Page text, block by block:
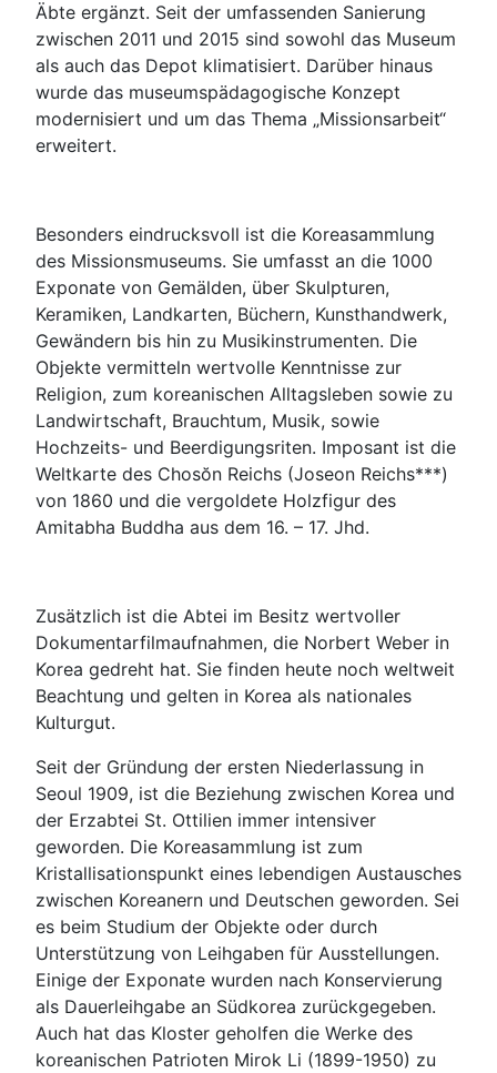
Äbte ergänzt. Seit der umfassenden Sanierung
zwischen 2011 und 2015 sind sowohl das Museum
als auch das Depot klimatisiert. Darüber hinaus
wurde das museumspädagogische Konzept
modernisiert und um das Thema „Missionsarbeit“
erweitert.
Besonders eindrucksvoll ist die Koreasammlung
des Missionsmuseums. Sie umfasst an die 1000
Exponate von Gemälden, über Skulpturen,
Keramiken, Landkarten, Büchern, Kunsthandwerk,
Gewändern bis hin zu Musikinstrumenten. Die
Objekte vermitteln wertvolle Kenntnisse zur
Religion, zum koreanischen Alltagsleben sowie zu
Landwirtschaft, Brauchtum, Musik, sowie
Hochzeits- und Beerdigungsriten. Imposant ist die
Weltkarte des Chosŏn Reichs (Joseon Reichs***)
von 1860 und die vergoldete Holzfigur des
Amitabha Buddha aus dem 16. – 17. Jhd.
Zusätzlich ist die Abtei im Besitz wertvoller
Dokumentarfilmaufnahmen, die Norbert Weber in
Korea gedreht hat. Sie finden heute noch weltweit
Beachtung und gelten in Korea als nationales
Kulturgut.
Seit der Gründung der ersten Niederlassung in
Seoul 1909, ist die Beziehung zwischen Korea und
der Erzabtei St. Ottilien immer intensiver
geworden. Die Koreasammlung ist zum
Kristallisationspunkt eines lebendigen Austausches
zwischen Koreanern und Deutschen geworden. Sei
es beim Studium der Objekte oder durch
Unterstützung von Leihgaben für Ausstellungen.
Einige der Exponate wurden nach Konservierung
als Dauerleihgabe an Südkorea zurückgegeben.
Auch hat das Kloster geholfen die Werke des
koreanischen Patrioten Mirok Li (1899-1950) zu